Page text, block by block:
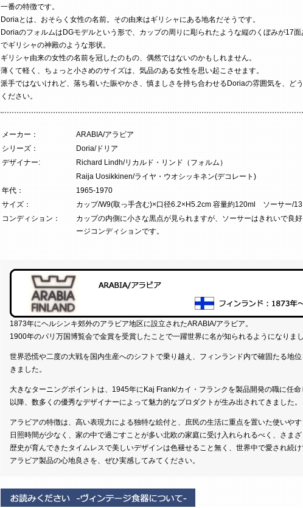
一番の特徴です。
Doriaとは、おそらく女性の名前。その由来はギリシャにある地名だそうです。
DoriaのフォルムはDGモデルという形で、カップの周りに彫られたような縦のくぼみが17面
でギリシャの神殿のような形状。
ギリシャ由来の女性の名前を冠したのもの、偶然ではないのかもしれません。
薄くて軽く、ちょっと小さめのサイズは、気品のある女性を思い起こさせます。
派手ではないけれど、落ち着いた賑やかさ、慎ましさを持ち合わせるDoriaの雰囲気を、ど
ください。
メーカー：
ARABIA/アラビア
シリーズ：
Doria/ドリア
デザイナー:
Richard Lindh/リカルド・リンド（フォルム）
Raija Uosikkinen/ライヤ・ウオシッキネン(デコレート)
年代：
1965-1970
サイズ：
カップ/W9(取っ手含む)×口径6.2×H5.2cm 容量約120ml ソーサー/
コンディション：
カップの内側に小さな黒点が見られますが、ソーサーはきれいで良
ージコンディションです。
1873年にヘルシンキ郊外のアラビア地区に設立されたARABIA/アラビア。
1900年のパリ万国博覧会で金賞を受賞したことで一躍世界に名が知られるようになりまし
世界恐慌や二度の大戦を国内生産へのシフトで乗り越え、フィンランド内で確固たる地
きました。
大きなターニングポイントは、1945年にKaj Frank/カイ・フランクを製品開発の職に任命
以降、数多くの優秀なデザイナーによって魅力的なプロダクトが生み出されてきました。
アラビアの特徴は、高い表現力による独特な絵付と、庶民の生活に重点を置いた使いやす
日照時間が少なく、家の中で過ごすことが多い北欧の家庭に受け入れられるべく、さまざ
歴史が育んできたタイムレスで美しいデザインは色褪せること無く、世界中で愛され続け
アラビア製品の心地良さを、ぜひ実感してみてください。